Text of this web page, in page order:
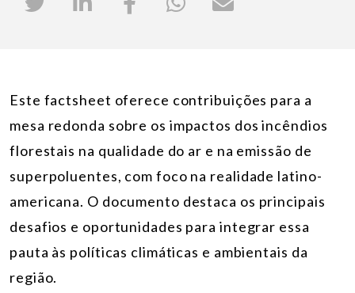
Este factsheet oferece contribuições para a
mesa redonda sobre os impactos dos incêndios
florestais na qualidade do ar e na emissão de
superpoluentes, com foco na realidade latino-
americana. O documento destaca os principais
desafios e oportunidades para integrar essa
pauta às políticas climáticas e ambientais da
região.